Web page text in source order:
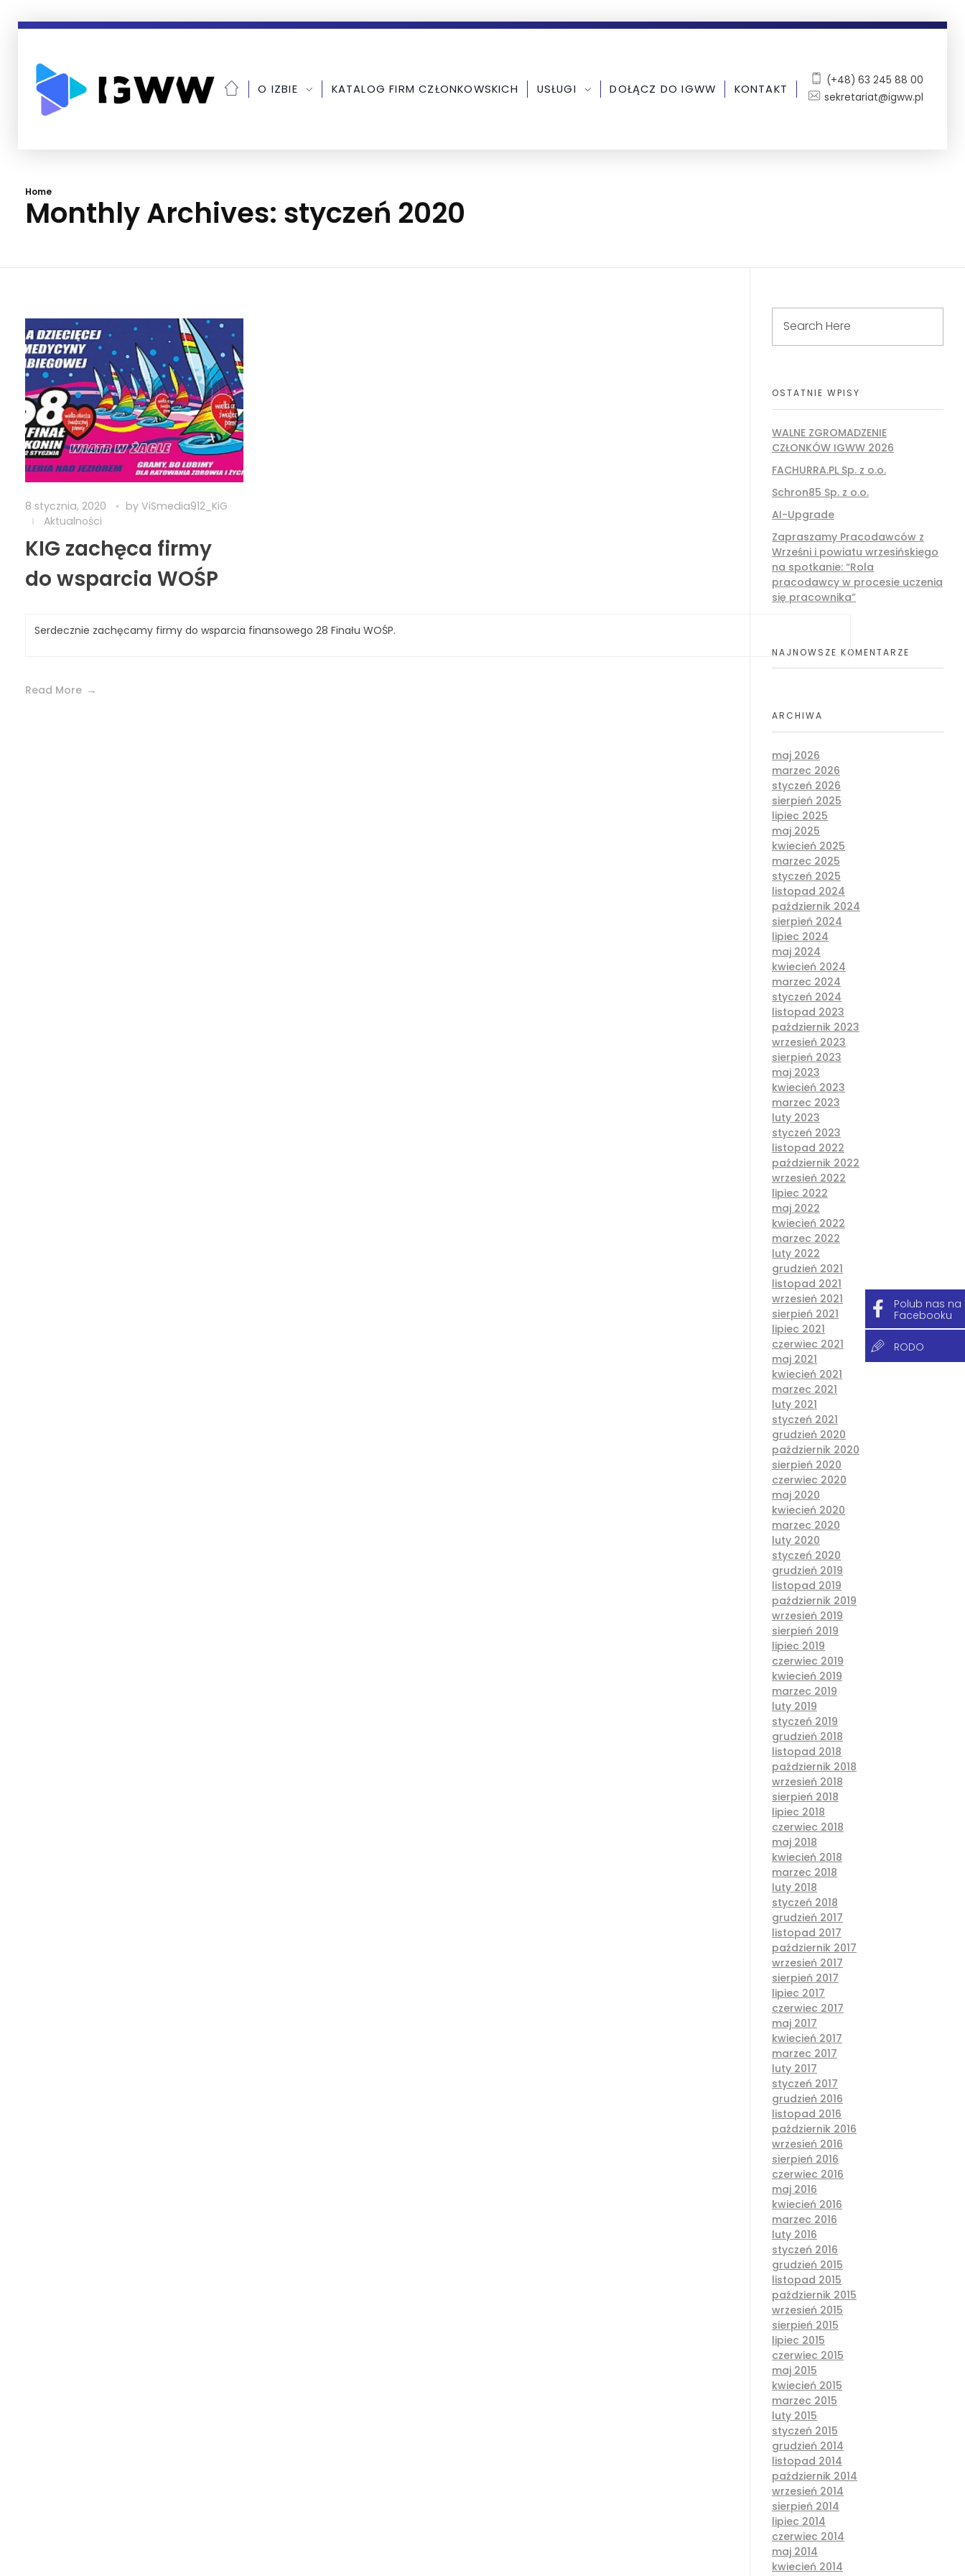
O IZBIE KATALOG FIRM CZŁONKOWSKICH USŁUGI DOŁĄCZ DO IGWW KONTAKT
(+48) 63 245 88 00
sekretariat@igww.pl
Polub nas na
Facebooku
RODO
Home
Monthly Archives: styczeń 2020
8 stycznia, 2020 by ViSmedia912_KiG
Aktualności
KIG zachęca firmy
do wsparcia WOŚP
Serdecznie zachęcamy firmy do wsparcia finansowego 28 Finału WOŚP.
Read More
OSTATNIE WPISY
WALNE ZGROMADZENIE
CZŁONKÓW IGWW 2026
FACHURRA.PL Sp. z o.o.
Schron85 Sp. z o.o.
AI-Upgrade
Zapraszamy Pracodawców z
Wrześni i powiatu wrzesińskiego
na spotkanie: “Rola
pracodawcy w procesie uczenia
się pracownika”
NAJNOWSZE KOMENTARZE
ARCHIWA
maj 2026
marzec 2026
styczeń 2026
sierpień 2025
lipiec 2025
maj 2025
kwiecień 2025
marzec 2025
styczeń 2025
listopad 2024
październik 2024
sierpień 2024
lipiec 2024
maj 2024
kwiecień 2024
marzec 2024
styczeń 2024
listopad 2023
październik 2023
wrzesień 2023
sierpień 2023
maj 2023
kwiecień 2023
marzec 2023
luty 2023
styczeń 2023
listopad 2022
październik 2022
wrzesień 2022
lipiec 2022
maj 2022
kwiecień 2022
marzec 2022
luty 2022
grudzień 2021
listopad 2021
wrzesień 2021
sierpień 2021
lipiec 2021
czerwiec 2021
maj 2021
kwiecień 2021
marzec 2021
luty 2021
styczeń 2021
grudzień 2020
październik 2020
sierpień 2020
czerwiec 2020
maj 2020
kwiecień 2020
marzec 2020
luty 2020
styczeń 2020
grudzień 2019
listopad 2019
październik 2019
wrzesień 2019
sierpień 2019
lipiec 2019
czerwiec 2019
kwiecień 2019
marzec 2019
luty 2019
styczeń 2019
grudzień 2018
listopad 2018
październik 2018
wrzesień 2018
sierpień 2018
lipiec 2018
czerwiec 2018
maj 2018
kwiecień 2018
marzec 2018
luty 2018
styczeń 2018
grudzień 2017
listopad 2017
październik 2017
wrzesień 2017
sierpień 2017
lipiec 2017
czerwiec 2017
maj 2017
kwiecień 2017
marzec 2017
luty 2017
styczeń 2017
grudzień 2016
listopad 2016
październik 2016
wrzesień 2016
sierpień 2016
czerwiec 2016
maj 2016
kwiecień 2016
marzec 2016
luty 2016
styczeń 2016
grudzień 2015
listopad 2015
październik 2015
wrzesień 2015
sierpień 2015
lipiec 2015
czerwiec 2015
maj 2015
kwiecień 2015
marzec 2015
luty 2015
styczeń 2015
grudzień 2014
listopad 2014
październik 2014
wrzesień 2014
sierpień 2014
lipiec 2014
czerwiec 2014
maj 2014
kwiecień 2014